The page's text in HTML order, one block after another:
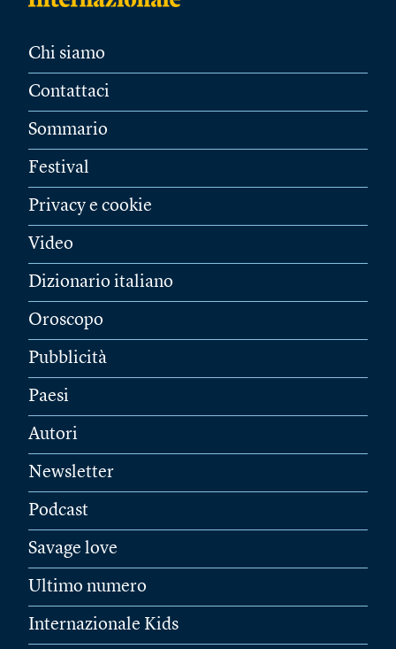
Chi siamo
Contattaci
Sommario
Festival
Privacy e cookie
Video
Dizionario italiano
Oroscopo
Pubblicità
Paesi
Autori
Newsletter
Podcast
Savage love
Ultimo numero
Internazionale Kids